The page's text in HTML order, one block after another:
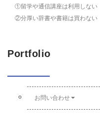
①留学や通信講座は利用しない
②分厚い辞書や書籍は買わない
Portfolio
お問い合わせ